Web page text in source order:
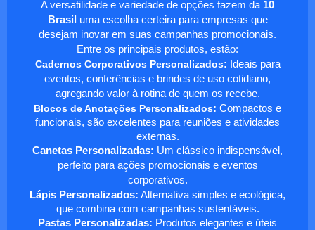
A versatilidade e variedade de opções fazem da 10
Brasil uma escolha certeira para empresas que
desejam inovar em suas campanhas promocionais.
Entre os principais produtos, estão:
Cadernos Corporativos Personalizados: Ideais para
eventos, conferências e brindes de uso cotidiano,
agregando valor à rotina de quem os recebe.
Blocos de Anotações Personalizados: Compactos e
funcionais, são excelentes para reuniões e atividades
externas.
Canetas Personalizadas: Um clássico indispensável,
perfeito para ações promocionais e eventos
corporativos.
Lápis Personalizados: Alternativa simples e ecológica,
que combina com campanhas sustentáveis.
Pastas Personalizadas: Produtos elegantes e úteis